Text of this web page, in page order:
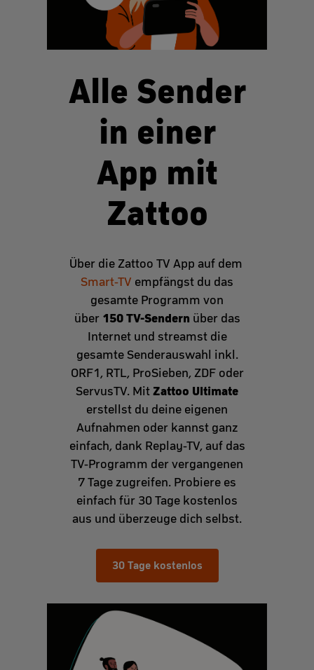
Alle Sender
in einer
App mit
Zattoo
Über die Zattoo TV App auf dem
Smart-TV empfängst du das
gesamte Programm von
über 150 TV-Sendern über das
Internet und streamst die
gesamte Senderauswahl inkl.
ORF1, RTL, ProSieben, ZDF oder
ServusTV. Mit Zattoo Ultimate
erstellst du deine eigenen
Aufnahmen oder kannst ganz
einfach, dank Replay-TV, auf das
TV-Programm der vergangenen
7 Tage zugreifen. Probiere es
einfach für 30 Tage kostenlos
aus und überzeuge dich selbst.
30 Tage kostenlos